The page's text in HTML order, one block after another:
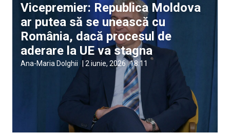
Vicepremier: Republica Moldova
ar putea să se unească cu
România, dacă procesul de
aderare la UE va stagna
Ana-Maria Dolghii 2 iunie, 2026 18:11